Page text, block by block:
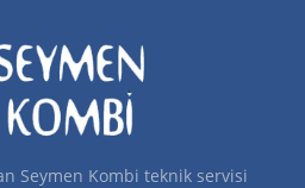
Seymen Kombi teknik servisi